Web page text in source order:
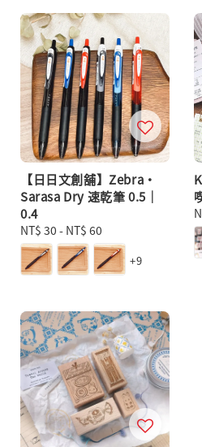
【日日文創舖】Zebra・
Sarasa Dry 速乾筆 0.5｜
0.4
Regular
price
NT$ 30 - NT$ 60
+9